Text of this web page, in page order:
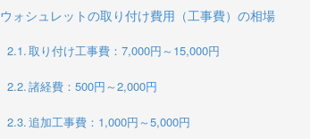
ウォシュレットの取り付け費用（工事費）の相場
取り付け工事費：7,000円～15,000円
諸経費：500円～2,000円
追加工事費：1,000円～5,000円